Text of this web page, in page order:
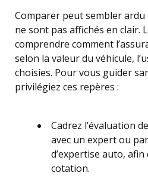
Comparer peut sembler
ne sont pas affichés en clair.
comprendre comment
selon la valeur du véhicule,
choisies. Pour vous guider
privilégiez ces repères :
Cadrez l’évaluation
avec un expert ou
d’expertise auto, afin
cotation.